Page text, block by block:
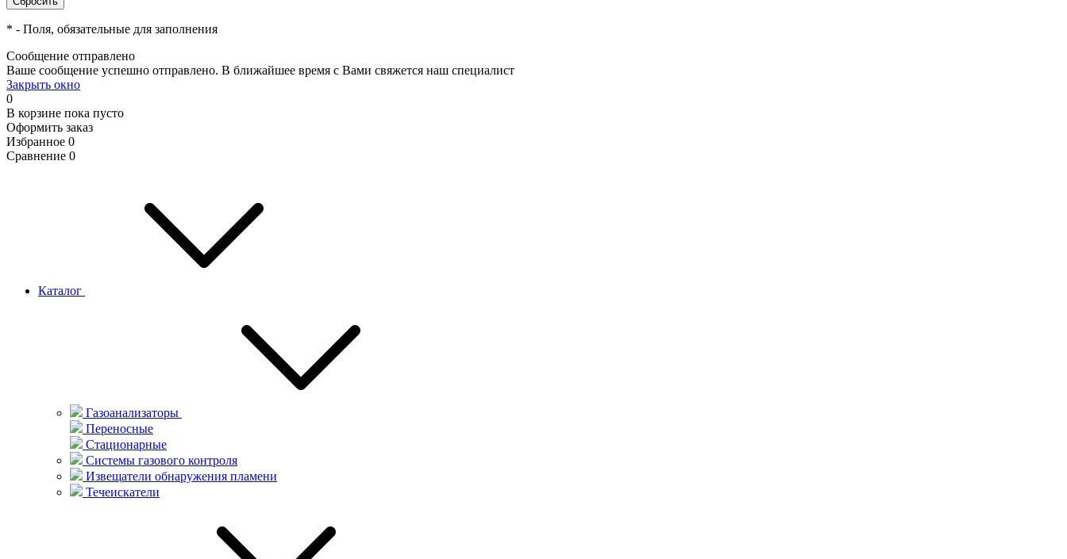
* - Поля, обязательные для заполнения
Сообщение отправлено
Ваше сообщение успешно отправлено. В ближайшее время с Вами свяжется наш специалист
Закрыть окно
0
В корзине пока пусто
Оформить заказ
Избранное 0
Сравнение 0
Каталог
Газоанализаторы
Переносные
Стационарные
Системы газового контроля
Извещатели обнаружения пламени
Течеискатели